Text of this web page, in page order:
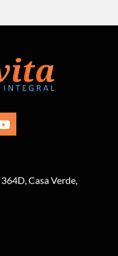
Casa Verde,